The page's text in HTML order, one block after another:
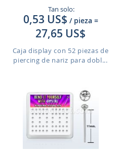
Tan solo:
0,53 US$ / pieza =
27,65 US$
Caja display con 52 piezas de
piercing de nariz para dobl...